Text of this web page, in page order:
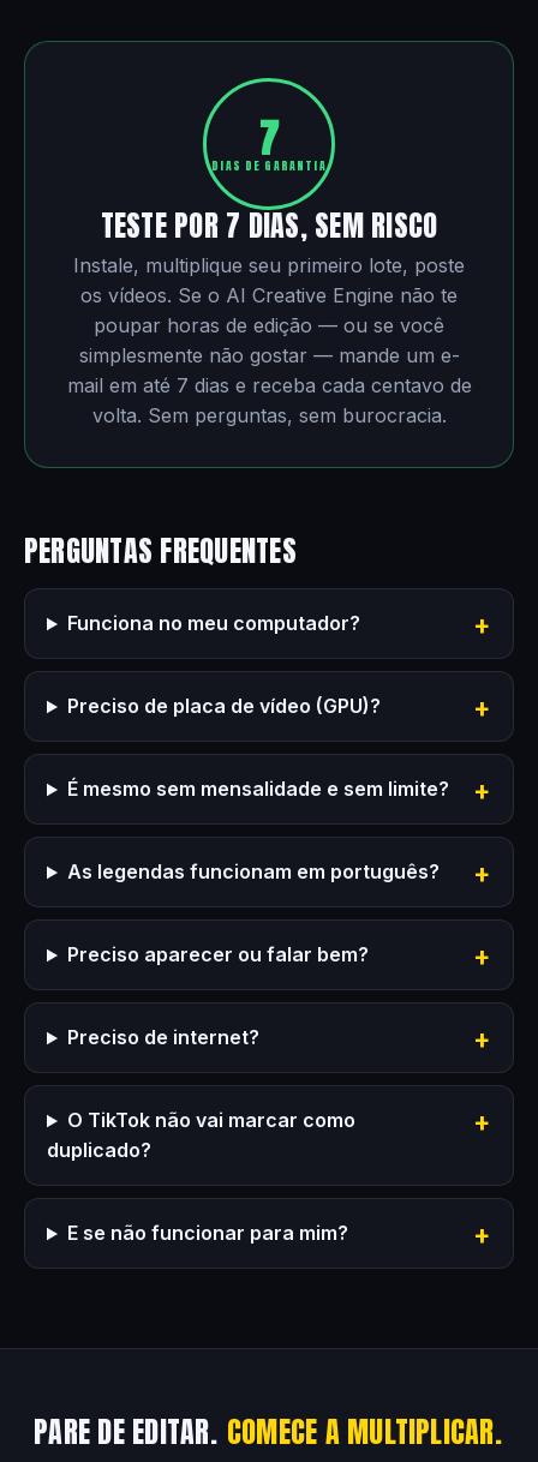
7
DIAS DE GARANTIA
TESTE POR 7 DIAS, SEM RISCO
Instale, multiplique seu primeiro lote, poste
os vídeos. Se o AI Creative Engine não te
poupar horas de edição — ou se você
simplesmente não gostar — mande um e-
mail em até 7 dias e receba cada centavo de
volta. Sem perguntas, sem burocracia.
PERGUNTAS FREQUENTES
Funciona no meu computador?
Preciso de placa de vídeo (GPU)?
É mesmo sem mensalidade e sem limite?
As legendas funcionam em português?
Preciso aparecer ou falar bem?
Preciso de internet?
O TikTok não vai marcar como
duplicado?
E se não funcionar para mim?
PARE DE EDITAR. COMECE A MULTIPLICAR.